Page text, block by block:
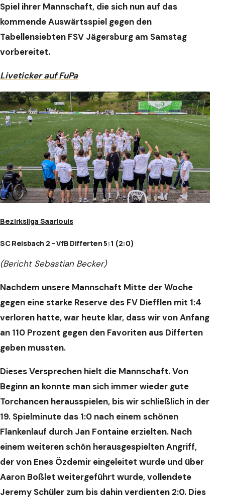
Spiel ihrer Mannschaft, die sich nun auf das
kommende Auswärtsspiel gegen den
Tabellensiebten FSV Jägersburg am Samstag
vorbereitet.
Liveticker auf FuPa
Bezirksliga Saarlouis
SC Reisbach 2 – VfB Differten 5:1 (2:0)
(Bericht Sebastian Becker)
Nachdem unsere Mannschaft Mitte der Woche
gegen eine starke Reserve des FV Diefflen mit 1:4
verloren hatte, war heute klar, dass wir von Anfang
an 110 Prozent gegen den Favoriten aus Differten
geben mussten.
Dieses Versprechen hielt die Mannschaft. Von
Beginn an konnte man sich immer wieder gute
Torchancen herausspielen, bis wir schließlich in der
19. Spielminute das 1:0 nach einem schönen
Flankenlauf durch Jan Fontaine erzielten. Nach
einem weiteren schön herausgespielten Angriff,
der von Enes Özdemir eingeleitet wurde und über
Aaron Boßlet weitergeführt wurde, vollendete
Jeremy Schüler zum bis dahin verdienten 2:0. Dies